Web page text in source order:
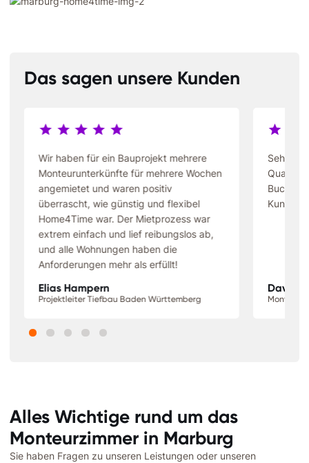
Das sagen unsere Kunden
Wir haben für ein Bauprojekt mehrere
Monteurunterkünfte für mehrere Wochen
angemietet und waren positiv
überrascht, wie günstig und flexibel
Home4Time war. Der Mietprozess war
extrem einfach und lief reibungslos ab,
und alle Wohnungen haben die
Anforderungen mehr als erfüllt!
Elias Hampern
Projektleiter Tiefbau Baden Württemberg
Sehr
Qualität
David
Monteur
Alles Wichtige rund um das
Monteurzimmer in Marburg
Sie haben Fragen zu unseren Leistungen oder unseren